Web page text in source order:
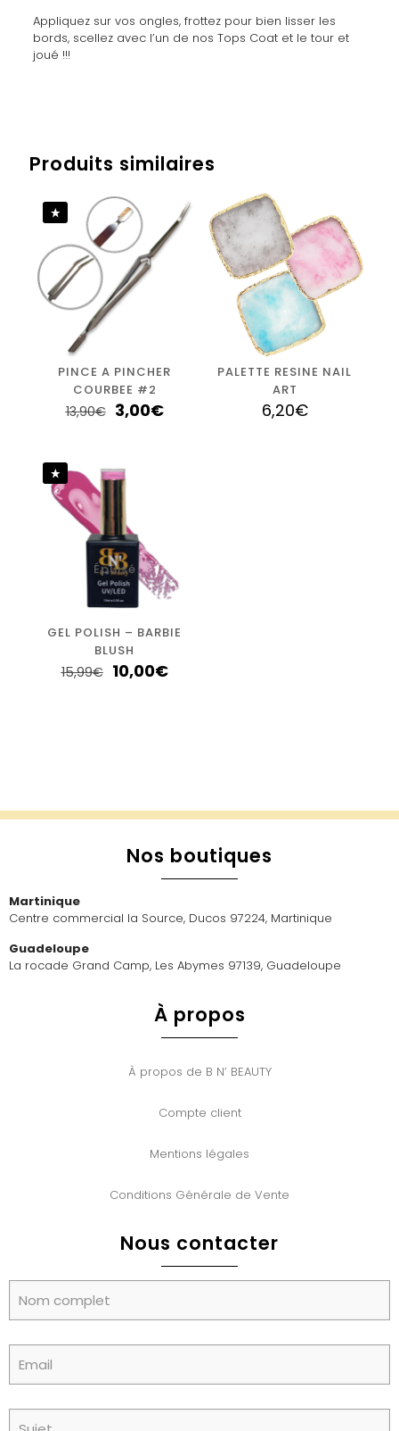
Appliquez sur vos ongles, frottez pour bien lisser les
bords, scellez avec l’un de nos Tops Coat et le tour et
joué !!!
Soyez le premier à laisser votre avis
sur “NAIL STICKERS – STRIPES NEON
ORANGE”
Vous devez être connecté pour publier un avis.
Produits similaires
PINCE A PINCHER
COURBEE #2
13,90€ 3,00€
PALETTE RESINE NAIL
ART
6,20€
Épuisé
GEL POLISH – BARBIE
BLUSH
15,99€ 10,00€
Nos boutiques
Martinique
Centre commercial la Source, Ducos 97224, Martinique
Guadeloupe
La rocade Grand Camp, Les Abymes 97139, Guadeloupe
À propos
À propos de B N’ BEAUTY
Compte client
Mentions légales
Conditions Générale de Vente
Nous contacter